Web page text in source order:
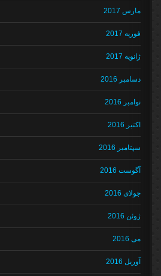
مارس 2017
فوریه 2017
ژانویه 2017
دسامبر 2016
نوامبر 2016
اکتبر 2016
سپتامبر 2016
آگوست 2016
جولای 2016
ژوئن 2016
می 2016
آوریل 2016